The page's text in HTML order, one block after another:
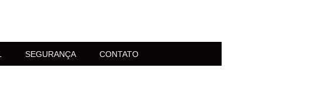
SEGURANÇA CONTATO